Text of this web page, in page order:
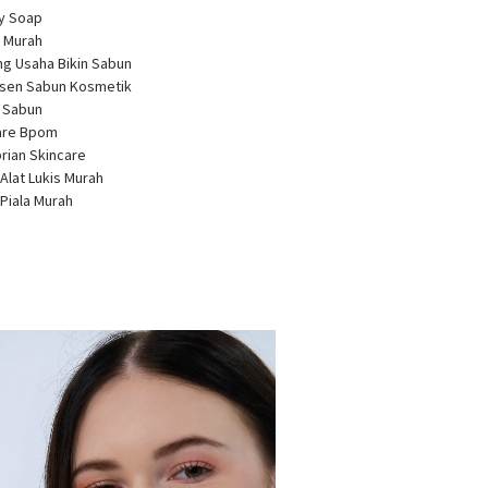
Soap
Usaha Bikin Sabun
Sabun Kosmetik
Bpom
Skincare
Lukis Murah
Murah